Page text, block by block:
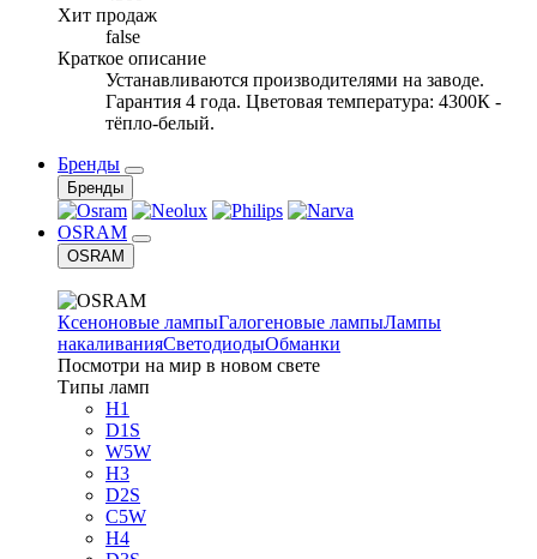
Хит продаж
false
Краткое описание
Устанавливаются производителями на заводе.
Гарантия 4 года. Цветовая температура: 4300К -
тёпло-белый.
Бренды
Бренды
OSRAM
OSRAM
Ксеноновые лампыГалогеновые лампыЛампы
накаливанияСветодиодыОбманки
Посмотри на мир в новом свете
Типы ламп
H1
D1S
W5W
H3
D2S
C5W
H4